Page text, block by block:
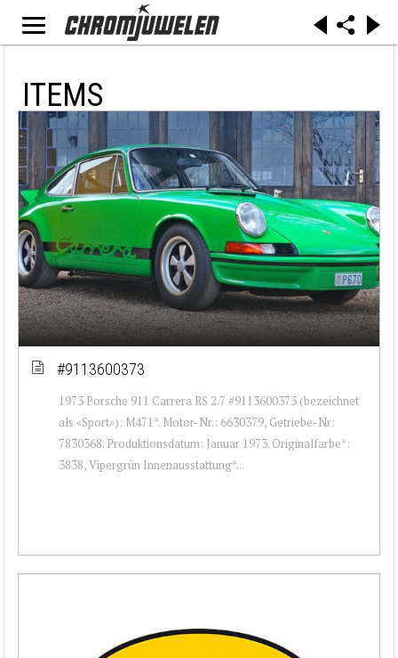
ITEMS
#9113600373
1973 Porsche 911 Carrera RS 2.7 #9113600373 (bezeichnet
als «Sport»): M471*. Motor-Nr.: 6630379, Getriebe-Nr:
7830368. Produktionsdatum: Januar 1973. Originalfarbe*:
3838, Vipergrün Innenausstattung*...